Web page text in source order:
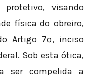
protetivo, visando
física do obreiro,
Artigo 7º, inciso
Sob esta ótica,
ser compelida a